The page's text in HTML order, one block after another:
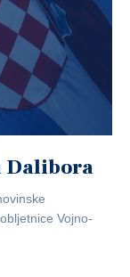
Dalibora
Vojno-